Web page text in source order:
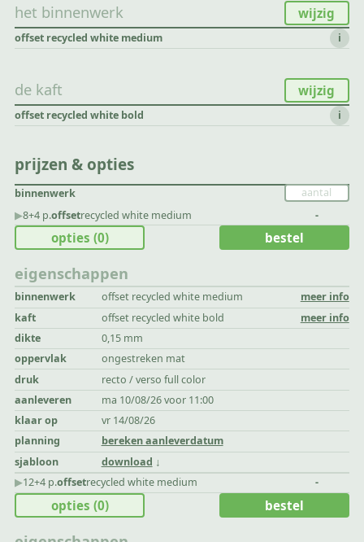
het binnenwerk wijzig
offset recycled white medium i
de kaft wijzig
offset recycled white bold i
prijzen & opties
binnenwerk
▶︎8+4 p.offsetrecycled white medium -
eigenschappen
binnenwerk offset recycled white medium
meer info
kaft
offset recycled white bold
meer info
dikte
0,15 mm
oppervlak
ongestreken mat
druk
recto / verso full color
aanleveren
ma 10/08/26 voor 11:00
klaar op
vr 14/08/26
planning
bereken aanleverdatum
sjabloon
download
opties (0) bestel
▶︎12+4 p.offsetrecycled white medium -
opties (0) bestel